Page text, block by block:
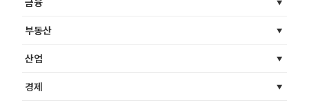
부동산
산업
경제